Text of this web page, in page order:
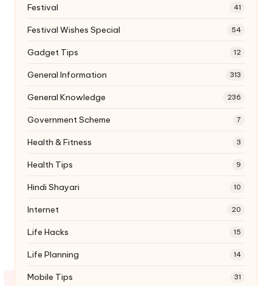
Festival 41
Festival Wishes Special 54
Gadget Tips 12
General Information 313
General Knowledge 236
Government Scheme 7
Health & Fitness 3
Health Tips 9
Hindi Shayari 10
Internet 20
Life Hacks 15
Life Planning 14
Mobile Tips 31